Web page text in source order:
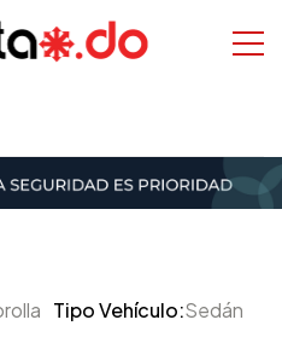
Tipo Vehículo:Sedán